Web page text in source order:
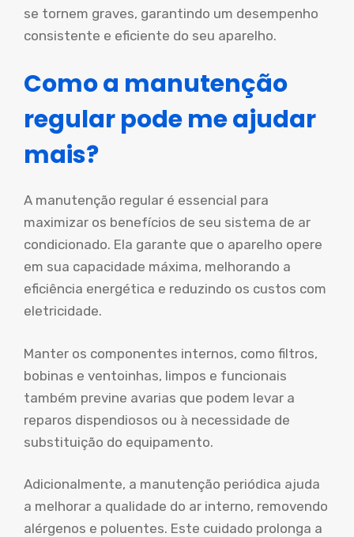
se tornem graves, garantindo um desempenho
consistente e eficiente do seu aparelho.
Como a manutenção
regular pode me ajudar
mais?
A manutenção regular é essencial para
maximizar os benefícios de seu sistema de ar
condicionado. Ela garante que o aparelho opere
em sua capacidade máxima, melhorando a
eficiência energética e reduzindo os custos com
eletricidade.
Manter os componentes internos, como filtros,
bobinas e ventoinhas, limpos e funcionais
também previne avarias que podem levar a
reparos dispendiosos ou à necessidade de
substituição do equipamento.
Adicionalmente, a manutenção periódica ajuda
a melhorar a qualidade do ar interno, removendo
alérgenos e poluentes. Este cuidado prolonga a